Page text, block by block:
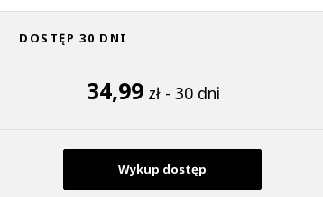
DOSTĘP 30 DNI
34,99 zł - 30 dni
Wykup dostęp